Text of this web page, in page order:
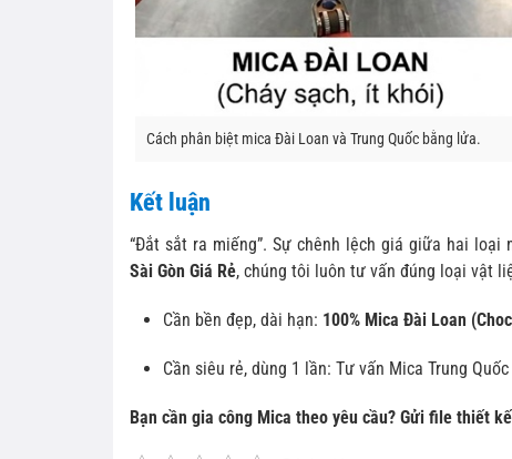
Cách phân biệt mica Đài Loan và Trung Quốc bằng lửa.
Kết luận
“Đắt sắt ra miếng”. Sự chênh lệch giá giữa hai
Sài Gòn Giá Rẻ, chúng tôi luôn tư vấn đúng loại vật
Cần bền đẹp, dài hạn: 100% Mica Đài Loan
Cần siêu rẻ, dùng 1 lần: Tư vấn Mica Trung
Bạn cần gia công Mica theo yêu cầu? Gửi file thiết